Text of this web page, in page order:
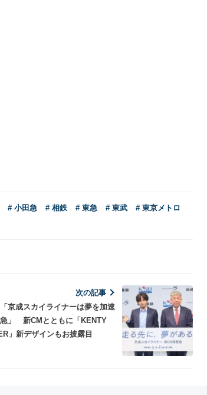
# 小田急 # 相鉄 # 東急 # 東武
# 東京メトロ
次の記事
京成スカイライナーは夢を加速
」 新CMとともに「KENTY
」新デザインもお披露目